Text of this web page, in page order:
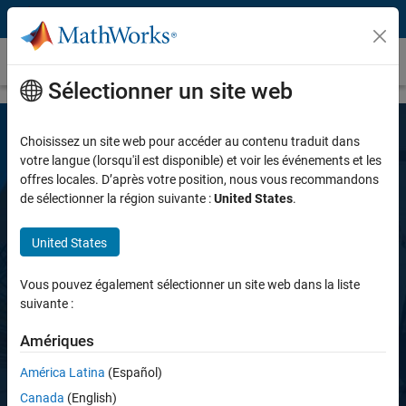
Passer au contenu
Simulink Control Design
Simulink Control Design
Linéariser des modèles et concevoir des
Sélectionner un site web
Choisissez un site web pour accéder au contenu traduit dans
votre langue (lorsqu'il est disponible) et voir les événements et les
offres locales. D’après votre position, nous vous recommandons
de sélectionner la région suivante :United States.
United States
Vous pouvez également sélectionner un site web dans la liste
suivante :
Amériques
América Latina (Español)
Canada (English)